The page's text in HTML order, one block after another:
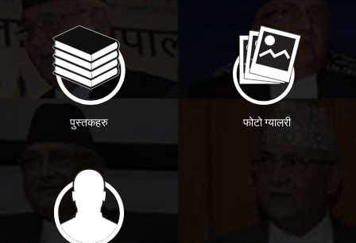
पुस्तकहरु फोटो ग्यालरी